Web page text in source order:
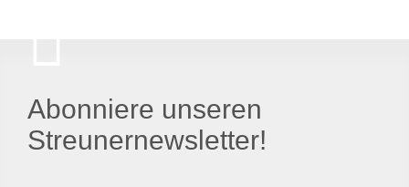
Abonniere unseren
Streunernewsletter!